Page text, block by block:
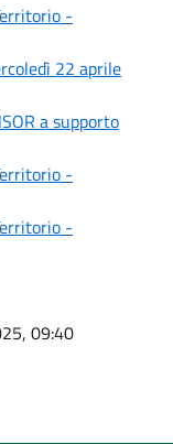
-
22 aprile
a supporto
-
-
09:40